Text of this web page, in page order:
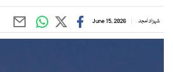
شہزاد امجد June 15, 2026